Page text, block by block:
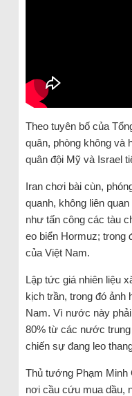
Theo tuyên bố của
quân, phòng không và
quân đội Mỹ và Israel
Iran chơi bài cùn,
quanh, không liên
như tấn công các tàu
eo biển Hormuz; trong
của Việt Nam.
Lập tức giá nhiên liệu
kịch trần, trong đó ảnh
Nam. Vì nước này
80% từ các nước trung
chiến sự đang leo
Thủ tướng Phạm Minh
nơi cầu cứu mua dầu,